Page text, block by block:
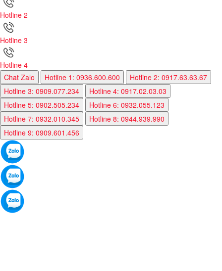
Hotline 2
Hotline 3
Hotline 4
Chat Zalo
Hotline 1: 0936.600.600
Hotline 2: 0917.63.63.67
Hotline 3: 0909.077.234
Hotline 4: 0917.02.03.03
Hotline 5: 0902.505.234
Hotline 6: 0932.055.123
Hotline 7: 0932.010.345
Hotline 8: 0944.939.990
Hotline 9: 0909.601.456